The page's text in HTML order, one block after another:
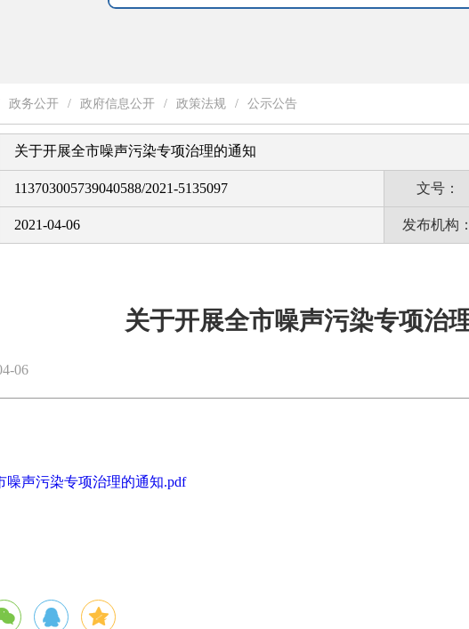
政务公开 / 政府信息公开 / 政策法规 / 公示公告
关于开展全市噪声污染专项治理的通知
113703005739040588/2021-5135097 文号：
2021-04-06 发布机构：
关于开展全市噪声污染专项治
06
噪声污染专项治理的通知.pdf